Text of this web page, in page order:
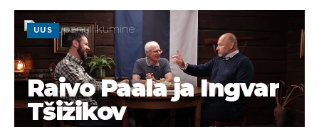
UUS
Raivo Paala ja Ingvar
Tšižikov